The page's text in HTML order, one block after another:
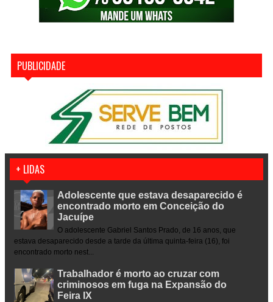
PUBLICIDADE
+ LIDAS
Adolescente que estava desaparecido é
encontrado morto em Conceição do
Jacuípe
O adolescente Gabriel Santos Prado, de 16 anos, que
estava desaparecido desde a tarde da última quinta-feira (16), foi
encontrado morto nest...
Trabalhador é morto ao cruzar com
criminosos em fuga na Expansão do
Feira IX